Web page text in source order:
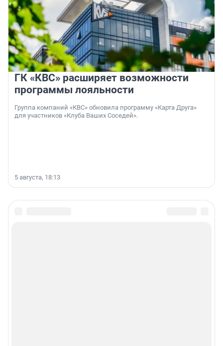
ГК «КВС» расширяет возможности
программы лояльности
Группа компаний «КВС» обновила программу «Карта Друга»
для участников «Клуба Ваших Соседей».
5 августа, 18:13